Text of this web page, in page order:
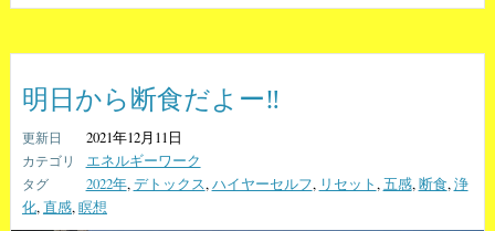
明日から断食だよー‼️
2021年12月11日
エネルギーワーク
2022年,デトックス,ハイヤーセルフ, リセット,五感,断食,浄
化,直感,瞑想